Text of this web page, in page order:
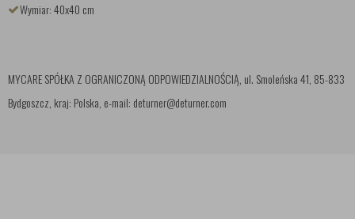
Wymiar: 40x40 cm
MYCARE SPÓŁKA Z OGRANICZONĄ ODPOWIEDZIALNOŚCIĄ, ul. Smoleńska 41, 85-833
Bydgoszcz, kraj: Polska, e-mail: deturner@deturner.com